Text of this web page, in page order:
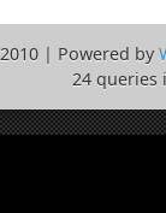
| Powered by
24 queries